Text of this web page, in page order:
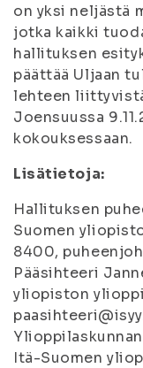
on yksi neljästä
jotka kaikki
hallituksen
päättää Uljaan
lehteen
Joensuussa
kokouksessaan.
Lisätietoja:
Hallituksen
Suomen
8400,
Pääsihteeri
yliopiston
Itä-Suomen